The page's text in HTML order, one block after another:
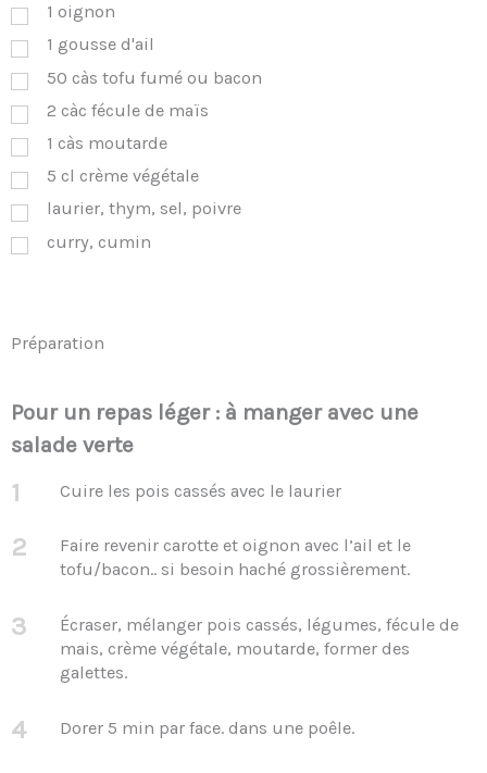
1 oignon
1 gousse d'ail
50 càs tofu fumé ou bacon
2 càc fécule de maïs
1 càs moutarde
5 cl crème végétale
laurier, thym, sel, poivre
curry, cumin
Préparation
Pour un repas léger : à manger avec une
salade verte
1 Cuire les pois cassés avec le laurier
2
Faire revenir carotte et oignon avec l’ail et le
tofu/bacon.. si besoin haché grossièrement.
3
Écraser, mélanger pois cassés, légumes, fécule de
mais, crème végétale, moutarde, former des
galettes.
4 Dorer 5 min par face. dans une poêle.